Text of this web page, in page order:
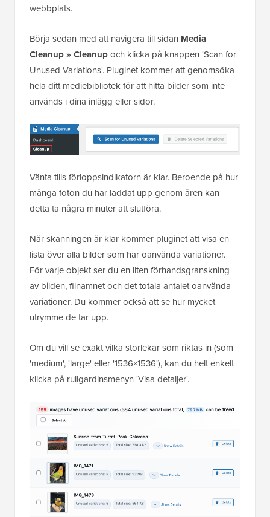
webbplats.
Börja sedan med att navigera till sidan Media
Cleanup » Cleanupoch klicka på knappen 'Scan for
Unused Variations'. Pluginet kommer att genomsöka
hela ditt mediebibliotek för att hitta bilder som inte
används i dina inlägg eller sidor.
Vänta tills förloppsindikatorn är klar. Beroende på hur
många foton du har laddat upp genom åren kan
detta ta några minuter att slutföra.
När skanningen är klar kommer pluginet att visa en
lista över alla bilder som har oanvända variationer.
För varje objekt ser du en liten förhandsgranskning
av bilden, filnamnet och det totala antalet oanvända
variationer. Du kommer också att se hur mycket
utrymme de tar upp.
Om du vill se exakt vilka storlekar som riktas in (som
'medium', 'large' eller '1536×1536'), kan du helt enkelt
klicka på rullgardinsmenyn 'Visa detaljer'.